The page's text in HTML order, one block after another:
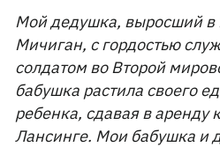
Мой дедушка, выросший в
Мичиган, с гордостью
солдатом во Второй
бабушка растила своего
ребенка, сдавая в аренду
Лансинге. Мои бабушка и